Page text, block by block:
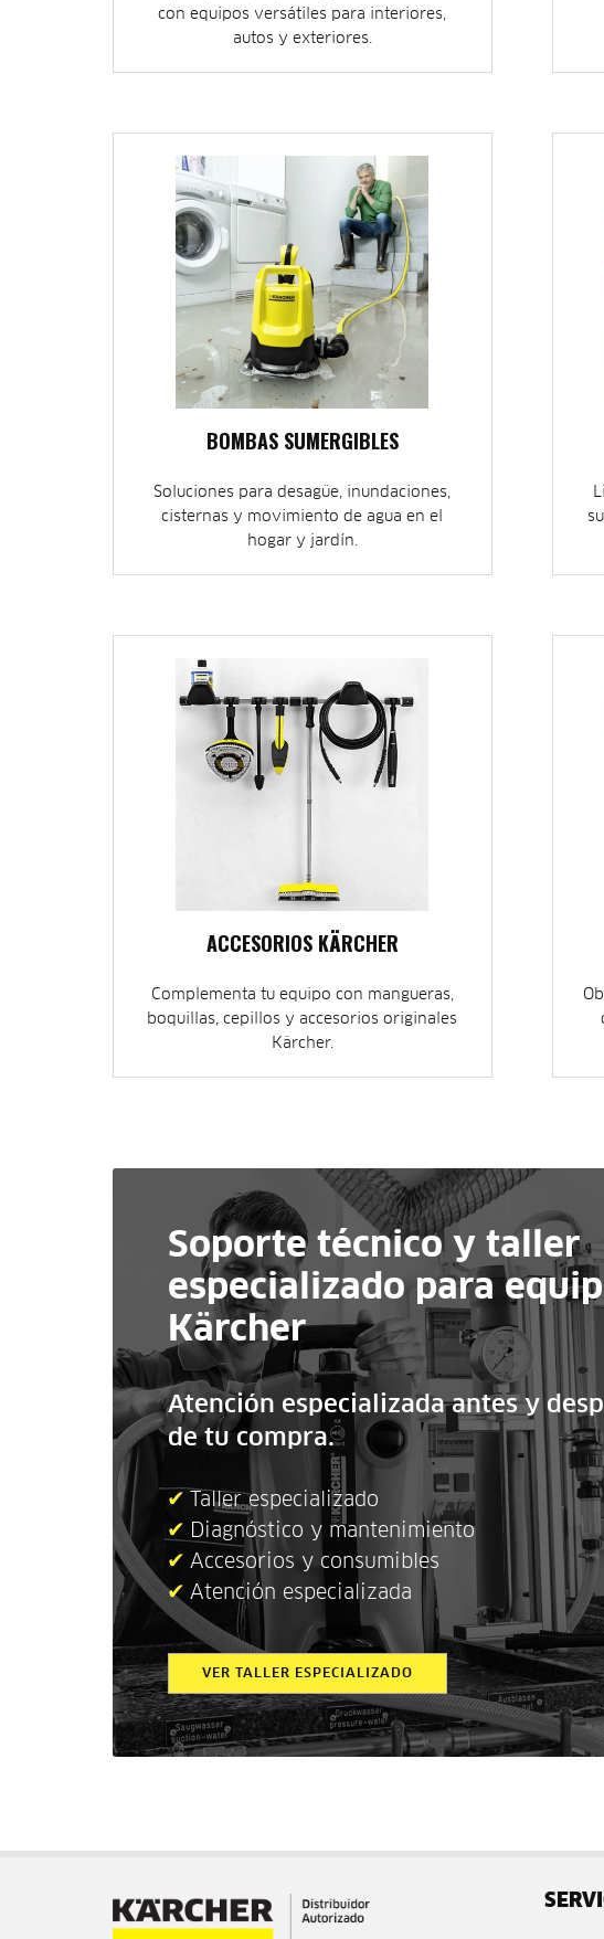
con equipos versátiles para interiores,
autos y exteriores.
BOMBAS SUMERGIBLES
Soluciones para desagüe, inundaciones,
cisternas y movimiento de agua en el
hogar y jardín.
ACCESORIOS KÄRCHER
Complementa tu equipo con mangueras,
boquillas, cepillos y accesorios originales
Kärcher.
Soporte técnico y taller
especializado para
Kärcher
Atención especializada antes y
de tu compra.
✔Taller especializado
✔ Diagnóstico y mantenimiento
✔ Accesorios y consumibles
✔ Atención especializada
VER TALLER ESPECIALIZADO